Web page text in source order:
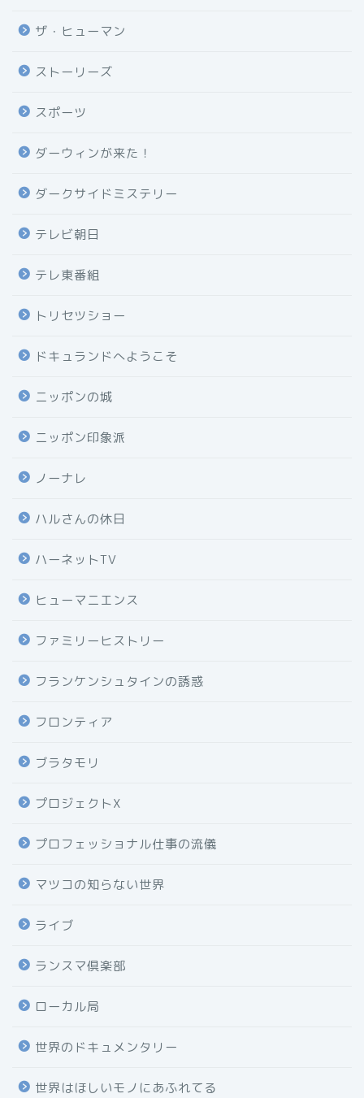
ザ・ヒューマン
ストーリーズ
スポーツ
ダーウィンが来た！
ダークサイドミステリー
テレビ朝日
テレ東番組
トリセツショー
ドキュランドへようこそ
ニッポンの城
ニッポン印象派
ノーナレ
ハルさんの休日
ハーネットTV
ヒューマニエンス
ファミリーヒストリー
フランケンシュタインの誘惑
フロンティア
ブラタモリ
プロジェクトX
プロフェッショナル仕事の流儀
マツコの知らない世界
ライブ
ランスマ倶楽部
ローカル局
世界のドキュメンタリー
世界はほしいモノにあふれてる